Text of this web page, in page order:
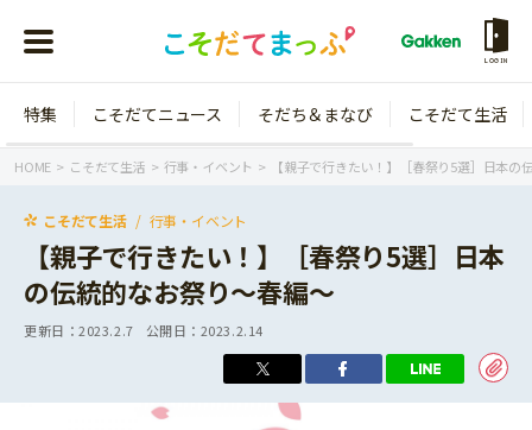
LOGIN
年齢から探す
1歳
特集 こそだてニュース そだち＆まなび こそだて生活
HOME こそだて生活 行事・イベント 【親子で行きたい！】［春祭り5選］日本の
こそだて生活 行事・イベント
【親子で行きたい！】［春祭り5選］日本
の伝統的なお祭り〜春編〜
更新日：2023.2.7 公開日： 2023.2.14